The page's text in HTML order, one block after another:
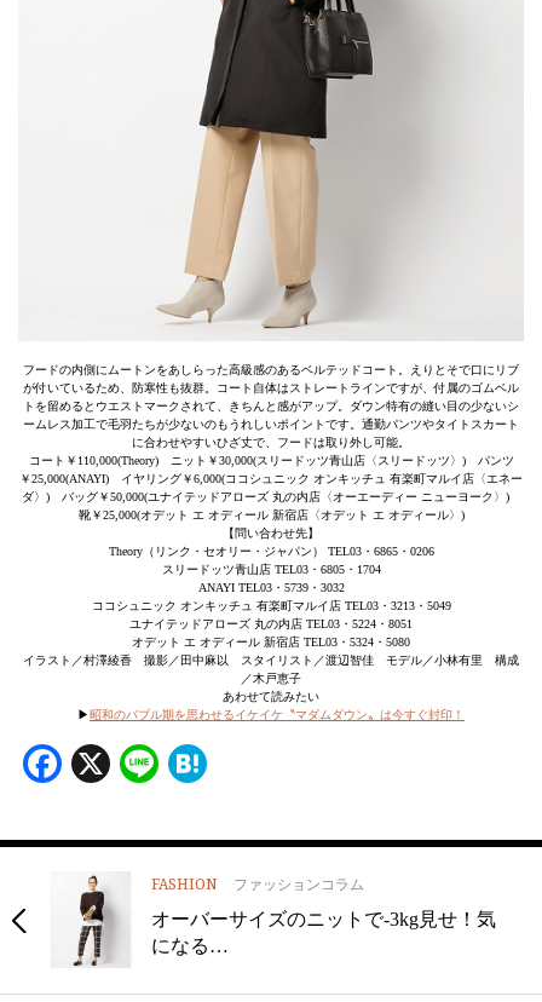
フードの内側にムートンをあしらった高級感のあるベルテッドコート。えりとそで口にリブ
が付いているため、防寒性も抜群。コート自体はストレートラインですが、付属のゴムベル
トを留めるとウエストマークされて、きちんと感がアップ。ダウン特有の縫い目の少ないシ
ームレス加工で毛羽たちが少ないのもうれしいポイントです。通勤パンツやタイトスカート
に合わせやすいひざ丈で、フードは取り外し可能。
コート￥110,000(Theory) ニット￥30,000(スリードッツ青山店〈スリードッツ〉) パンツ
￥25,000(ANAYI) イヤリング￥6,000(ココシュニック オンキッチュ 有楽町マルイ店〈エネー
ダ〉) バッグ￥50,000(ユナイテッドアローズ 丸の内店〈オーエーディー ニューヨーク〉)
靴￥25,000(オデット エ オディール 新宿店〈オデット エ オディール〉)
【問い合わせ先】
Theory（リンク・セオリー・ジャパン） TEL03・6865・0206
スリードッツ青山店 TEL03・6805・1704
ANAYI TEL03・5739・3032
ココシュニック オンキッチュ 有楽町マルイ店 TEL03・3213・5049
ユナイテッドアローズ 丸の内店 TEL03・5224・8051
オデット エ オディール 新宿店 TEL03・5324・5080
イラスト／村澤綾香 撮影／田中麻以 スタイリスト／渡辺智佳 モデル／小林有里 構成
／木戸恵子
あわせて読みたい
▶昭和のバブル期を思わせるイケイケ〝マダムダウン〟は今すぐ封印！
Facebook
X Line
FASHION ファッションコラム
オーバーサイズのニットで-3kg見せ！気
になる…